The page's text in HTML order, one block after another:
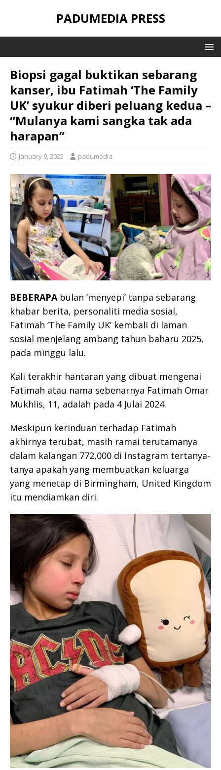
PADUMEDIA PRESS
Biopsi gagal buktikan sebarang
kanser, ibu Fatimah ‘The Family
UK’ syukur diberi peluang kedua –
“Mulanya kami sangka tak ada
harapan”
January 9, 2025 padumedia
BEBERAPA bulan ‘menyepi’ tanpa sebarang
khabar berita, personaliti media sosial,
Fatimah ‘The Family UK’ kembali di laman
sosial menjelang ambang tahun baharu 2025,
pada minggu lalu.
Kali terakhir hantaran yang dibuat mengenai
Fatimah atau nama sebenarnya Fatimah Omar
Mukhlis, 11, adalah pada 4 Julai 2024.
Meskipun kerinduan terhadap Fatimah
akhirnya terubat, masih ramai terutamanya
dalam kalangan 772,000 di Instagram tertanya-
tanya apakah yang membuatkan keluarga
yang menetap di Birmingham, United Kingdom
itu mendiamkan diri.